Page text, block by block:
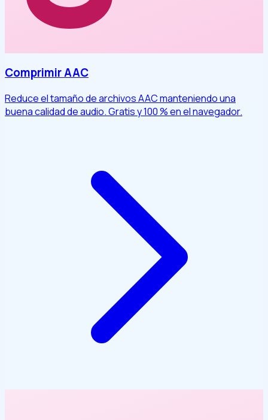
Comprimir AAC
Reduce el tamaño de archivos AAC manteniendo una
buena calidad de audio. Gratis y 100 % en el navegador.